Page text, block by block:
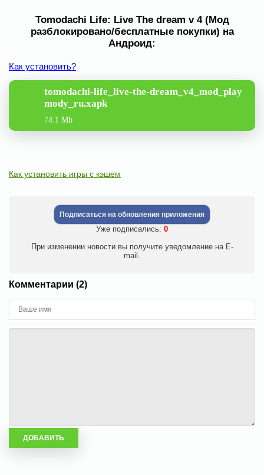
Tomodachi Life: Live The dream v 4 (Мод
разблокировано/бесплатные покупки) на
Андроид:
Как установить?
tomodachi-life_live-the-dream_v4_mod_play
mody_ru.xapk
74.1 Mb
Как установить игры с кэшем
Подписаться на обновления приложения
Уже подписались: 0
При изменении новости вы получите уведомление на E-
mail.
Комментарии (2)